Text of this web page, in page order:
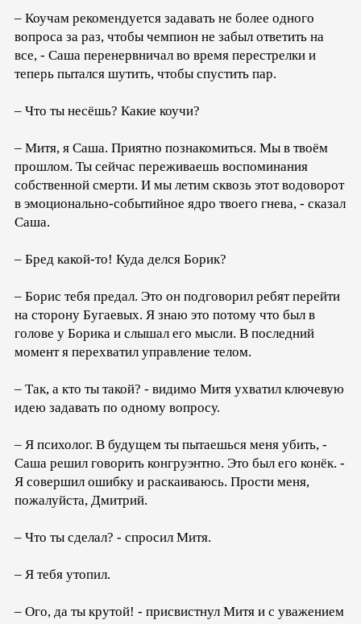
– Коучам рекомендуется задавать не более одного
вопроса за раз, чтобы чемпион не забыл ответить на
все, - Саша перенервничал во время перестрелки и
теперь пытался шутить, чтобы спустить пар.
– Что ты несёшь? Какие коучи?
– Митя, я Саша. Приятно познакомиться. Мы в твоём
прошлом. Ты сейчас переживаешь воспоминания
собственной смерти. И мы летим сквозь этот водоворот
в эмоционально-событийное ядро твоего гнева, - сказал
Саша.
– Бред какой-то! Куда делся Борик?
– Борис тебя предал. Это он подговорил ребят перейти
на сторону Бугаевых. Я знаю это потому что был в
голове у Борика и слышал его мысли. В последний
момент я перехватил управление телом.
– Так, а кто ты такой? - видимо Митя ухватил ключевую
идею задавать по одному вопросу.
– Я психолог. В будущем ты пытаешься меня убить, -
Саша решил говорить конгруэнтно. Это был его конёк. -
Я совершил ошибку и раскаиваюсь. Прости меня,
пожалуйста, Дмитрий.
– Что ты сделал? - спросил Митя.
– Я тебя утопил.
– Ого, да ты крутой! - присвистнул Митя и с уважением